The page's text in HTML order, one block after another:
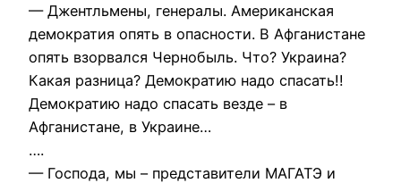
— Джентльмены, генералы. Американская
демократия опять в опасности. В Афганистане
опять взорвался Чернобыль. Что? Украина?
Какая разница? Демократию надо спасать!!
Демократию надо спасать везде – в
Афганистане, в Украине…
….
— Господа, мы – представители МАГАТЭ и